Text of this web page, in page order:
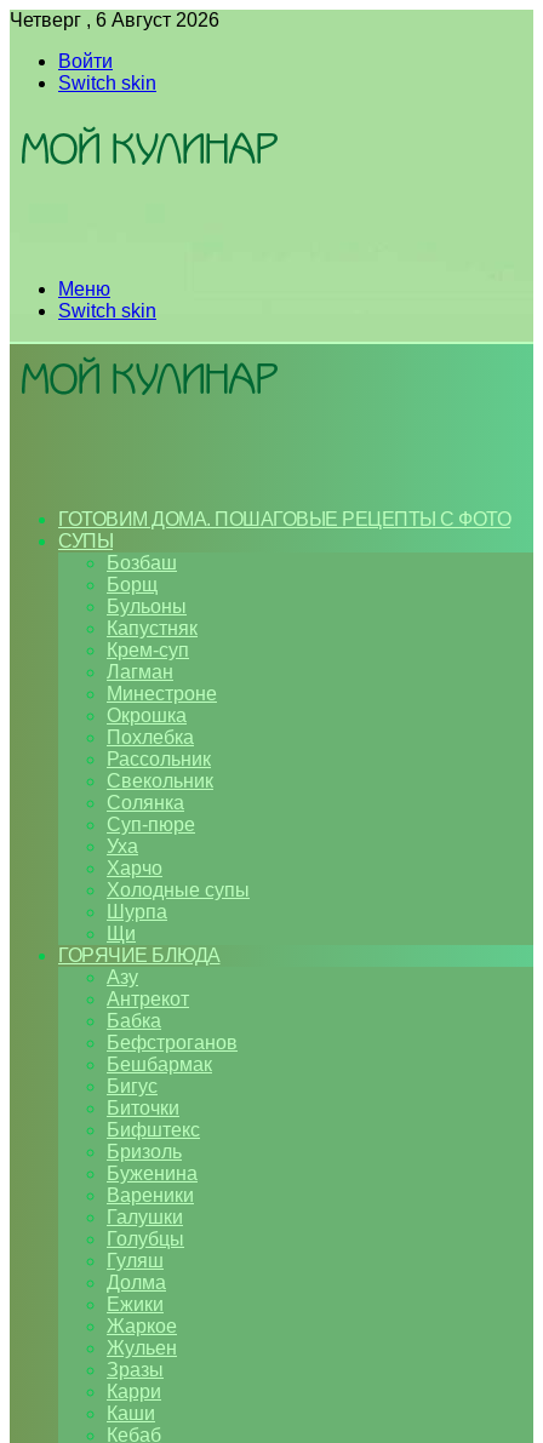
Четверг , 6 Август 2026
Войти
Switch skin
Меню
Switch skin
ГОТОВИМ ДОМА. ПОШАГОВЫЕ РЕЦЕПТЫ С ФОТО
СУПЫ
Бозбаш
Борщ
Бульоны
Капустняк
Крем-суп
Лагман
Минестроне
Окрошка
Похлебка
Рассольник
Свекольник
Солянка
Суп-пюре
Уха
Харчо
Холодные супы
Шурпа
Щи
ГОРЯЧИЕ БЛЮДА
Азу
Антрекот
Бабка
Бефстроганов
Бешбармак
Бигус
Биточки
Бифштекс
Бризоль
Буженина
Вареники
Галушки
Голубцы
Гуляш
Долма
Ежики
Жаркое
Жульен
Зразы
Карри
Каши
Кебаб